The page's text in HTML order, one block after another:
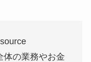
体の業務やお金